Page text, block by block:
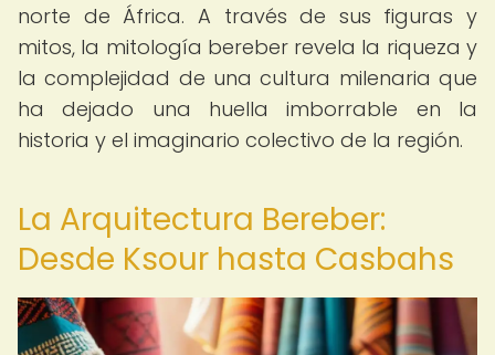
norte de África. A través de sus figuras y
mitos, la mitología bereber revela la riqueza y
la complejidad de una cultura milenaria que
ha dejado una huella imborrable en la
historia y el imaginario colectivo de la región.
La Arquitectura Bereber:
Desde Ksour hasta Casbahs